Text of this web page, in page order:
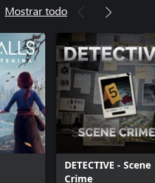
Mostrar todo
DETECTIVE - Scene
Crime